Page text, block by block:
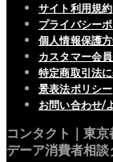
サイト利用規約
プライバシー
個人情報保護
カスタマー会
特定商取引法
景表法ポリシー
お問い合わせ/
コンタクト｜東
デーア消費者相